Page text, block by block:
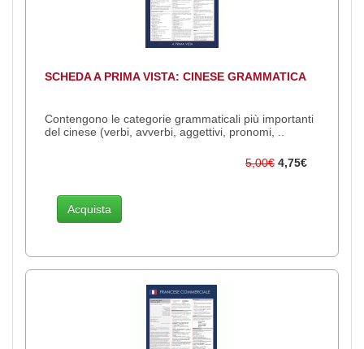
SCHEDA A PRIMA VISTA: CINESE GRAMMATICA
Contengono le categorie grammaticali più importanti
del cinese (verbi, avverbi, aggettivi, pronomi, ..
5,00€ 4,75€
Acquista